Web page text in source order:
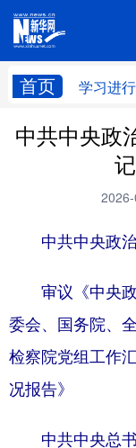
首页 学习进
学习进行时
科技
文化
访谈
法律
食品
学术中国
中共中央政
中共中央政治
审议《中央政
委会、国务院、
检察院党组工作
况报告》
中共中央总书